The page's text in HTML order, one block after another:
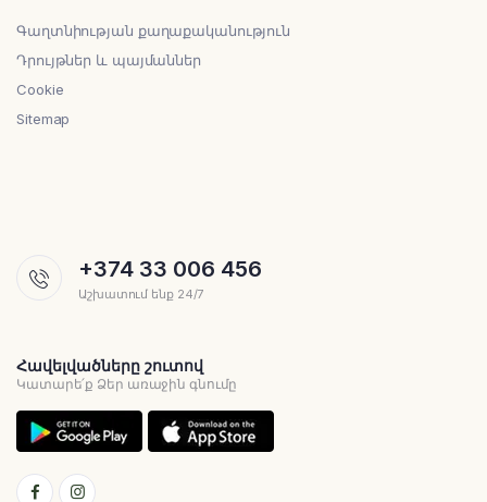
Գաղտնիության քաղաքականություն
Դրույթներ և պայմաններ
Cookie
Sitemap
+374 33 006 456
Աշխատում ենք 24/7
Հավելվածները շուտով
Կատարե՛ք Ձեր առաջին գնումը